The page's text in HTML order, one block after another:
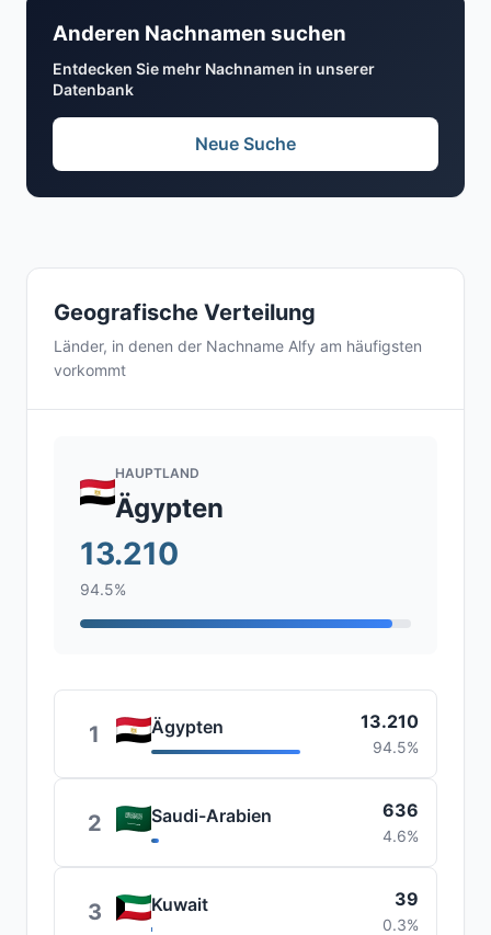
Geografische Verteilung
Länder, in denen der Nachname Alfy am häufigsten
vorkommt
HAUPTLAND
Ägypten
13.210
94.5%
1 Ägypten 13.210
94.5%
2 Saudi-Arabien 636
4.6%
3 Kuwait 39
0.3%
Anderen Nachnamen suchen
Entdecken Sie mehr Nachnamen in unserer
Datenbank
Neue Suche